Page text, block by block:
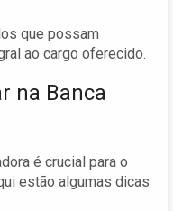
que possam
ao cargo oferecido.
na Banca
é crucial para o
estão algumas dicas